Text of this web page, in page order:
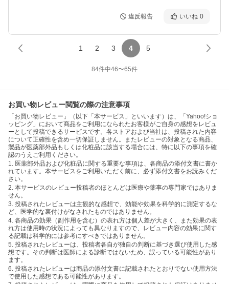
違反報告 いいね 0
1 2 3 4 5
84件中46〜65件
お買い物レビュー閲覧の際の注意事項
「お買い物レビュー」（以下「本サービス」といいます）は、「Yahoo!ショ
ッピング」において商品をご利用になられたお客様がご自身の感想をレビュ
ーとして投稿できるサービスです。各ストアおよび当社は、投稿された内容
について正確性を含め一切保証しません。またレビューの対象となる商品、
製品が医薬部外品もしくは化粧品に該当する場合には、特に以下の事項を確
認のうえご利用ください。
1. 医薬部外品および化粧品に関する重要な事項は、各商品の添付文書に書か
れています。本サービスをご利用いただく前に、必ず添付文書をお読みくだ
さい。
2. 本サービスのレビュー投稿者のほとんどは医療や薬事の専門家ではありま
せん。
3. 投稿されたレビューは主観的な感想で、効能や効果を科学的に測定するな
ど、医学的な裏付けがなされたものではありません。
4. 各商品の効果（副作用を含む）の表れ方は個人差が大きく、また効果の表
れ方は使用時の状況によっても異なりますので、レビュー内容の効果に関す
る記載は科学的には参考にすべきではありません。
5. 投稿されたレビューは、投稿者各自が独自の判断に基づき選び使用した感
想です。その判断は医師による診断ではないため、誤っている可能性があり
ます。
6. 投稿されたレビューは商品の添付文書に記載されたとおりでない使用方法
で使用した感想である可能性があります。